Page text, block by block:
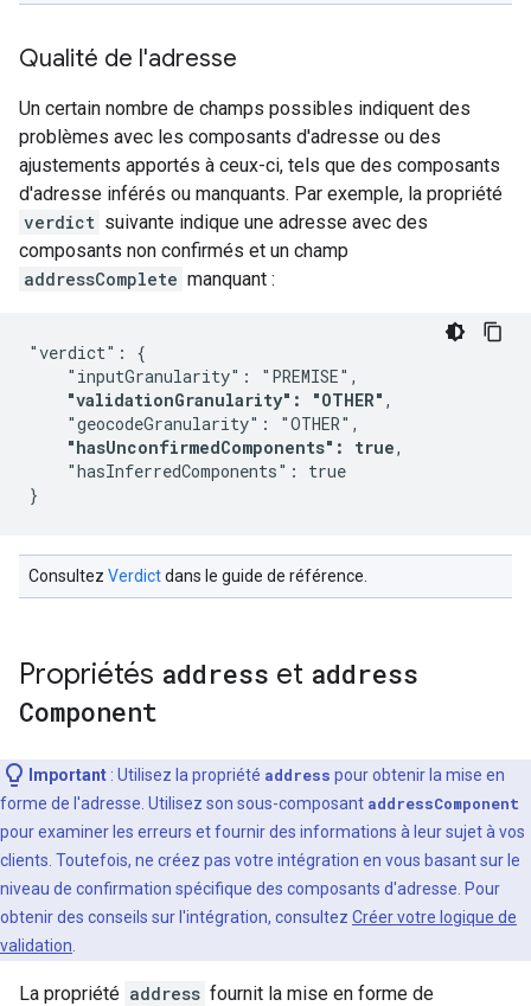
Qualité de l'adresse
Un certain nombre de champs possibles indiquent des
problèmes avec les composants d'adresse ou des
ajustements apportés à ceux-ci, tels que des composants
d'adresse inférés ou manquants. Par exemple, la propriété
verdict suivante indique une adresse avec des
composants non confirmés et un champ
addressComplete manquant :
"verdict": {
    "inputGranularity": "PREMISE",
"validationGranularity": "OTHER" ,
    "geocodeGranularity": "OTHER",
"hasUnconfirmedComponents": true,
    "hasInferredComponents": true
Consultez Verdictdans le guide de référence.
Propriétés address et address
Component
Important : Utilisez la propriété address pour obtenir la mise en
forme de l'adresse. Utilisez son sous-composant addressComponent
pour examiner les erreurs et fournir des informations à leur sujet à vos
clients. Toutefois, ne créez pas votre intégration en vous basant sur le
niveau de confirmation spécifique des composants d'adresse. Pour
obtenir des conseils sur l'intégration, consultez Créer votre logique de
validation
La propriété address fournit la mise en forme de